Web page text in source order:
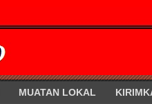
MUATAN LOKAL